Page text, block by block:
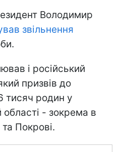
Володимир
звільнення
і російський
призвів до
тисяч родин у
області - зокрема в
Покрові.